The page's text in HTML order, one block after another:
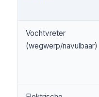
Vochtvreter
(wegwerp/navulbaar)